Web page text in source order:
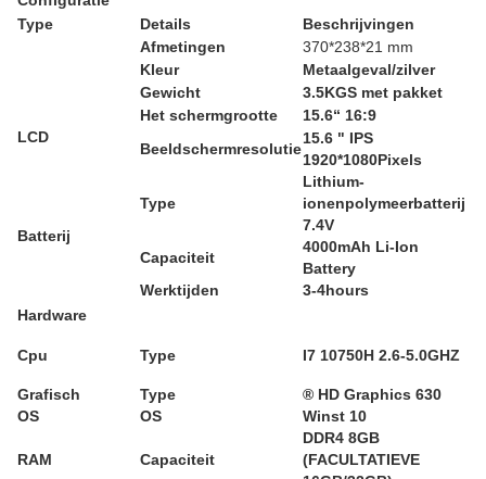
Type
Details
Beschrijvingen
Afmetingen
370*238*21 mm
Kleur
Metaalgeval/zilver
Gewicht
3.5KGS met pakket
LCD
Het schermgrootte
15.6“ 16:9
Beeldschermresolutie
15.6 " IPS
1920*1080Pixels
Batterij
Type
Lithium-
ionenpolymeerbatterij
7.4V
Capaciteit
4000mAh Li-Ion
Battery
Werktijden
3-4hours
Hardware
Cpu Type I7 10750H 2.6-5.0GHZ
Grafisch Type
® HD Graphics 630
OS
OS Winst 10
RAM Capaciteit
DDR4 8GB
(FACULTATIEVE